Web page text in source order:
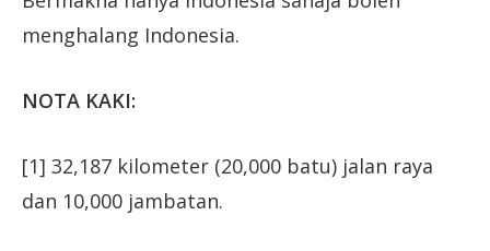
menghalang Indonesia.
NOTA KAKI:
[1] 32,187 kilometer (20,000 batu) jalan raya
dan 10,000 jambatan.